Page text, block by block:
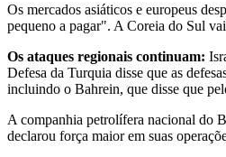
Os mercados asiáticos e europeus
pequeno a pagar". A Coreia do Sul
Os ataques regionais continuam:
Defesa da Turquia disse que as
incluindo o Bahrein, que disse que
A companhia petrolífera nacional do
declarou força maior em suas